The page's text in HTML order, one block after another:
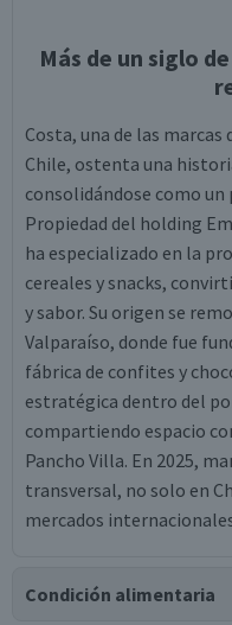
Más de un siglo
Costa, una de las
Chile, ostenta una
consolidándose como
Propiedad del holding
ha especializado en la
cereales y snacks,
y sabor. Su origen se
Valparaíso, donde fue
fábrica de confites y
estratégica dentro del
compartiendo espacio
Pancho Villa. En 2025,
transversal, no solo en
mercados
Condición alimentaria